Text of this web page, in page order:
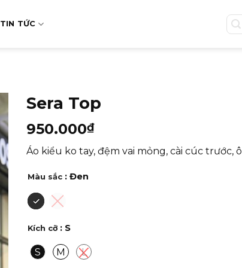
TIN TỨC
Tìm
Sera Top
950.000₫
Áo kiểu ko tay, đệm vai mỏng, cài cúc trước,
Màu sắc : Đen
Kích cỡ : S
S M L